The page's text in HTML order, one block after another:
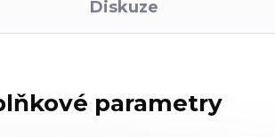
Diskuze
parametry